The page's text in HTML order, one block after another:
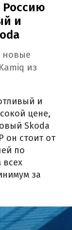
Россию
и
новые
из
и
цене,
Skoda
он стоит от
по
всех
за